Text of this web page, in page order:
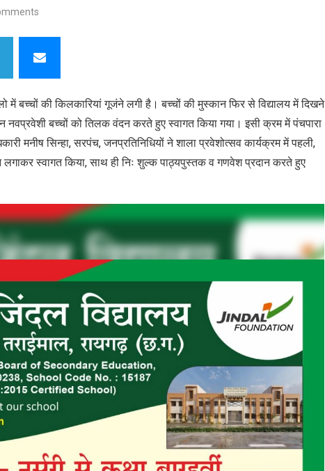
में बच्चों की किलकारियां गूजंने लगी है। बच्चों की मुस्कान फिर से विद्यालय में दिखने
बच्चों को तिलक वंदन करते हुए स्वागत किया गया। इसी क्रम में पंचपारा
मनीष सिन्हा, सरपंच, जनप्रतिनिधियों ने शाला प्रवेशोत्सव कार्यक्रम में पहली,
स्वागत किया, साथ ही निः शुल्क पाठ्यपुस्तक व गणवेश प्रदान करते हुए